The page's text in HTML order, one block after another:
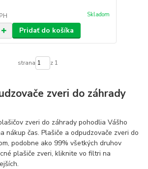
Skladom
Pridať do košíka
strana z 1
zveri do záhrady
zveri do záhrady pohodlia Vášho
nákup čas. Plašiče a odpudzovače zveri do
podobne ako 99% všetkých druhov
plašiče zveri, kliknite vo filtri na